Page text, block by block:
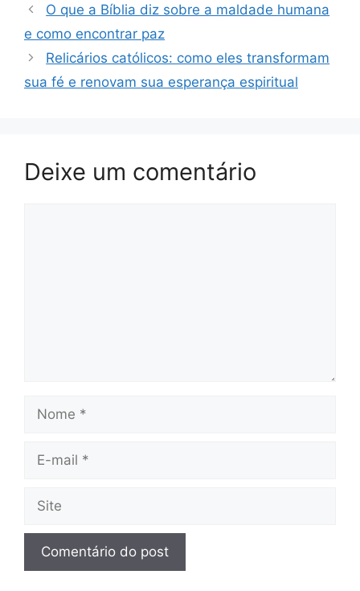
O que a Bíblia diz sobre a maldade humana
e como encontrar paz
Relicários católicos: como eles transformam
sua fé e renovam sua esperança espiritual
Deixe um comentário
mail